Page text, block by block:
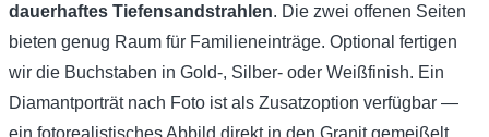
dauerhaftes Tiefensandstrahlen. Die zwei offenen Seiten
bieten genug Raum für Familieneinträge. Optional fertigen
wir die Buchstaben in Gold-, Silber- oder Weißfinish. Ein
Diamantporträt nach Foto ist als Zusatzoption verfügbar —
ein fotorealistisches Abbild direkt in den Granit gemeißelt.